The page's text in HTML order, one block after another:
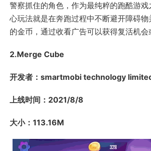
警察抓住的角色，作为最纯粹的跑酷游
心玩法就是在奔跑过程中不断避开障碍
的金币，通过收看广告可以获得复活机会
2.Merge Cube
开发者：smartmobi technology
上线时间：2021/8/8
大小：113.16M